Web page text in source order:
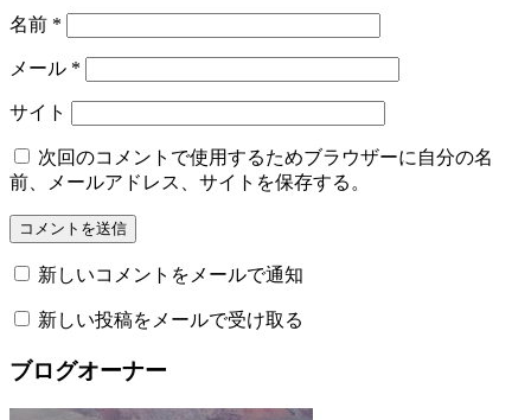
名前 *
メール *
サイト
次回のコメントで使用するためブラウザーに自分の名
前、メールアドレス、サイトを保存する。
新しいコメントをメールで通知
新しい投稿をメールで受け取る
ブログオーナー